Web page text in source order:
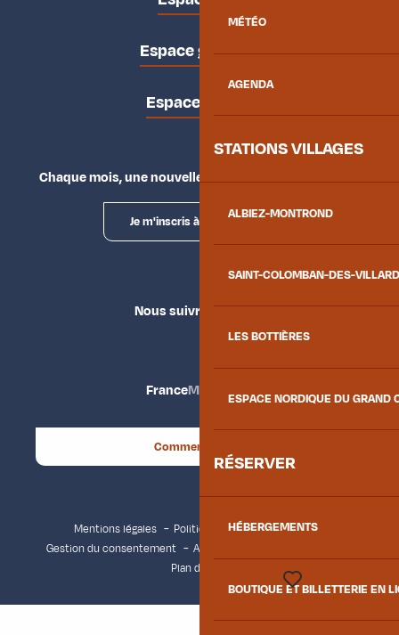
MÉTÉO
AGENDA
STATIONS VILLAGES
ALBIEZ-MONTROND
SAINT-COLOMBAN-DES-
LES BOTTIÈRES
ESPACE NORDIQUE DU GRAND
RÉSERVER
HÉBERGEMENTS
BOUTIQUE ET BILLETTERIE EN
Espace groupes
Espace presse
Chaque mois, une nouvelle façon d'explorer la vallée.
Je m'inscris à la newsletter
Nous suivre
FranceMaurienne
Comment venir ?
Mentions légales
Politique de confidentialité
Gestion du consentement
Accessibilité : non conforme
Plan du site